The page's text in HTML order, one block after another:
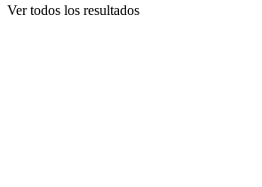
Ver todos los resultados